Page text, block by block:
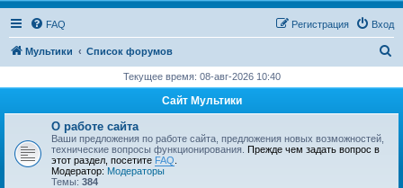
FAQ Вход
Регистрация
Мультики Список форумов
с
Текущее время: 08-авг-2026 10:40
Сайт Мультики
О работе сайта
Ваши предложения по работе сайта, предложения новых возможностей,
технические вопросы функционирования. Прежде чем задать вопрос в
этот раздел, посетите FAQ
Модератор: Модераторы
Темы: 384